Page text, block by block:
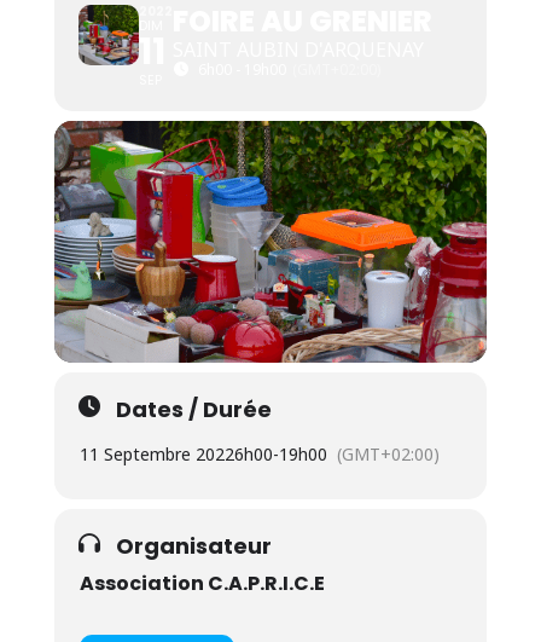
2022
DIM
11
Dates / Durée
11 Septembre 20226h00-19h00 (GMT+02:00)
Organisateur
Association C.A.P.R.I.C.E